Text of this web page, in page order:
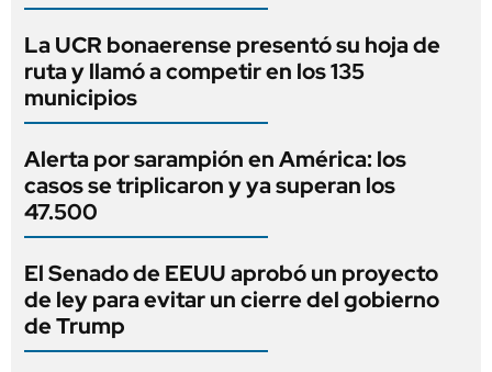
La UCR bonaerense presentó su hoja de
ruta y llamó a competir en los 135
municipios
Alerta por sarampión en América: los
casos se triplicaron y ya superan los
47.500
El Senado de EEUU aprobó un proyecto
de ley para evitar un cierre del gobierno
de Trump